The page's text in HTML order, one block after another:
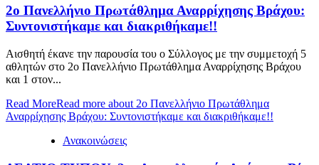
2ο Πανελλήνιο Πρωτάθλημα Αναρρίχησης Βράχου:
Συντονιστήκαμε και διακριθήκαμε!!
Αισθητή έκανε την παρουσία του ο Σύλλογος με την συμμετοχή 5
αθλητών στο 2ο Πανελλήνιο Πρωτάθλημα Αναρρίχησης Βράχου
και 1 στον...
Read MoreRead more about 2ο Πανελλήνιο Πρωτάθλημα
Αναρρίχησης Βράχου: Συντονιστήκαμε και διακριθήκαμε!!
Ανακοινώσεις